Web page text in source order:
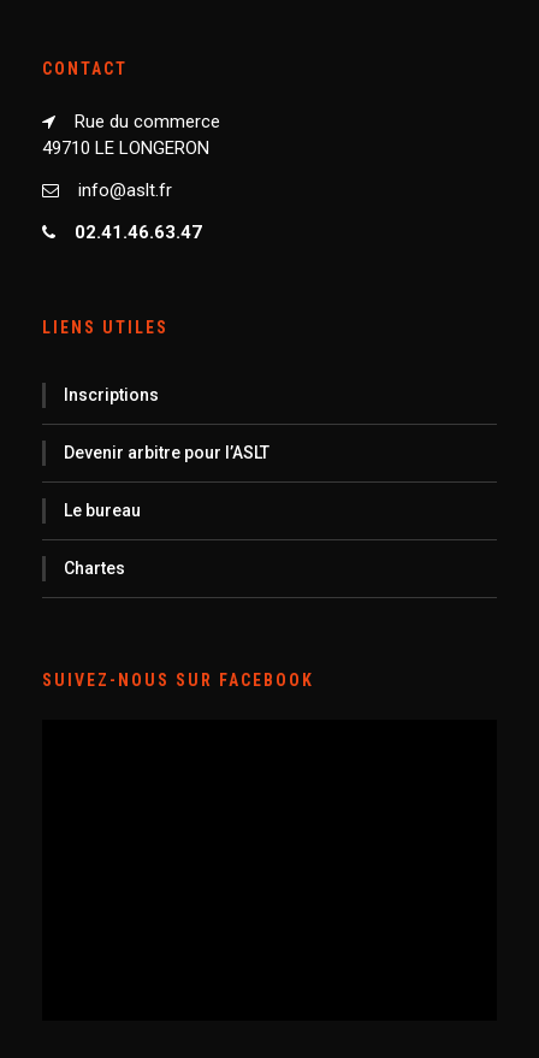
CONTACT
Rue du commerce
49710 LE LONGERON
info@aslt.fr
02.41.46.63.47
LIENS UTILES
Inscriptions
Devenir arbitre pour l’ASLT
Le bureau
Chartes
SUIVEZ-NOUS SUR FACEBOOK